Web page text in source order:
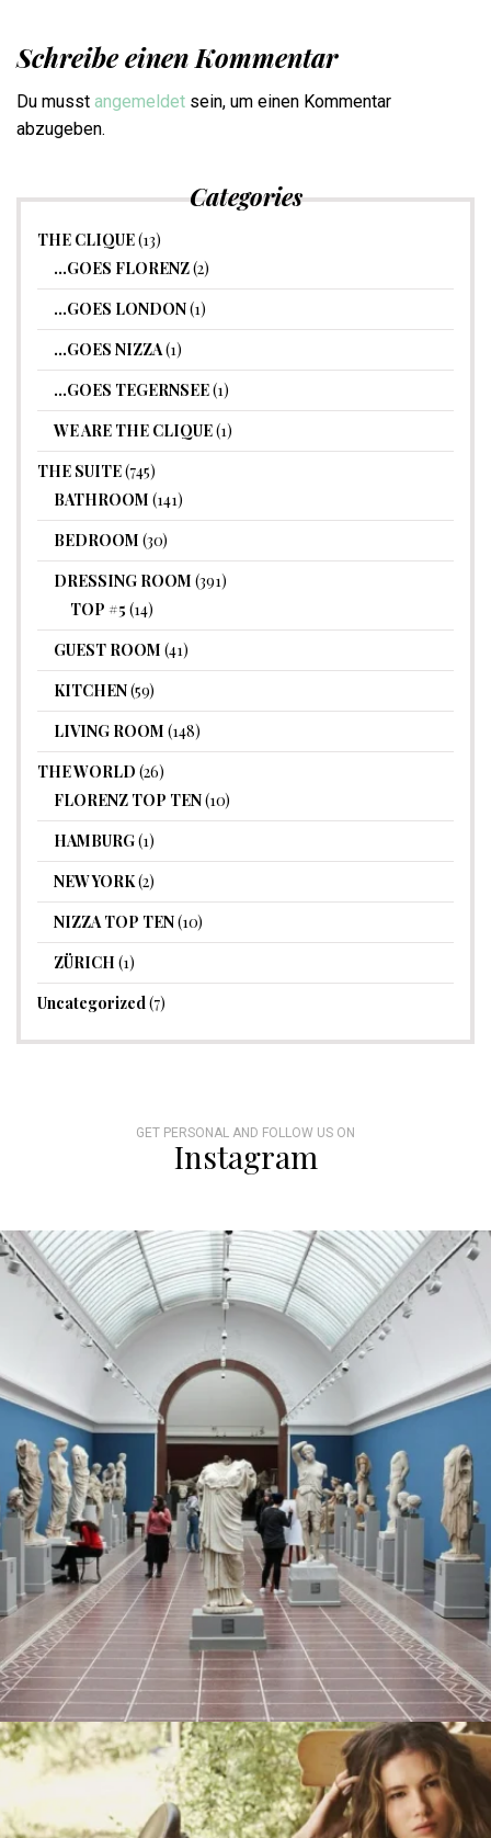
Schreibe einen Kommentar
Du musst angemeldet sein, um einen Kommentar
abzugeben.
Categories
THE CLIQUE(13)
…GOES FLORENZ(2)
…GOES LONDON(1)
…GOES NIZZA(1)
…GOES TEGERNSEE(1)
WE ARE THE CLIQUE(1)
THE SUITE(745)
BATHROOM (141)
BEDROOM (30)
DRESSING ROOM (391)
TOP #5 (14)
GUEST ROOM (41)
KITCHEN(59)
LIVING ROOM (148)
THE WORLD (26)
FLORENZ TOP TEN(10)
HAMBURG(1)
NEW YORK(2)
NIZZA TOP TEN(10)
ZÜRICH (1)
Uncategorized(7)
GET PERSONAL AND FOLLOW US ON
Instagram